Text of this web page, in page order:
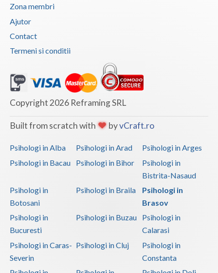
Zona membri
Ajutor
Contact
Termeni si conditii
Copyright 2026 Reframing SRL
Built from scratch with byvCraft.ro
Psihologi in Alba Psihologi in Arad
Psihologi in Arges
Psihologi in Bacau
Psihologi in Bihor
Psihologi in
Bistrita-Nasaud
Psihologi in
Botosani
Psihologi in Braila
Psihologi in
Brasov
Psihologi in
Bucuresti
Psihologi in Buzau
Psihologi in
Calarasi
Psihologi in Caras-
Severin
Psihologi in Cluj
Psihologi in
Constanta